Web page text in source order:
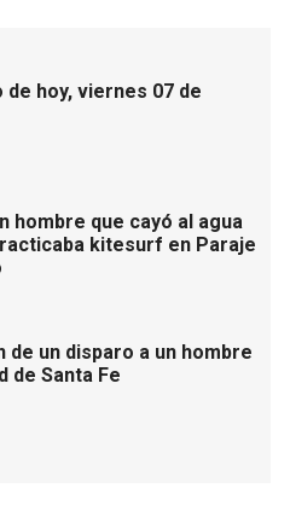
de hoy, viernes 07 de
hombre que cayó al agua
kitesurf en Paraje
de un disparo a un hombre
de Santa Fe